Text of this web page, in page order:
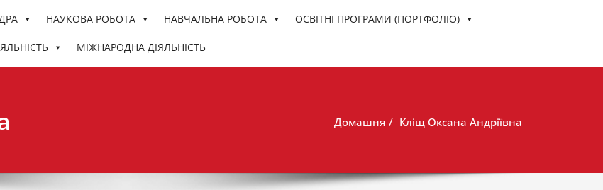
прикладного мистецтва та реставрації
університет імені Івана Огієнка
НАУКОВА РОБОТА НАВЧАЛЬНА РОБОТА ОСВІТНІ ПРОГРАМИ (ПОРТФОЛІО)
МІЖНАРОДНА ДІЯЛЬНІСТЬ
Домашня Кліщ Оксана Андріївна